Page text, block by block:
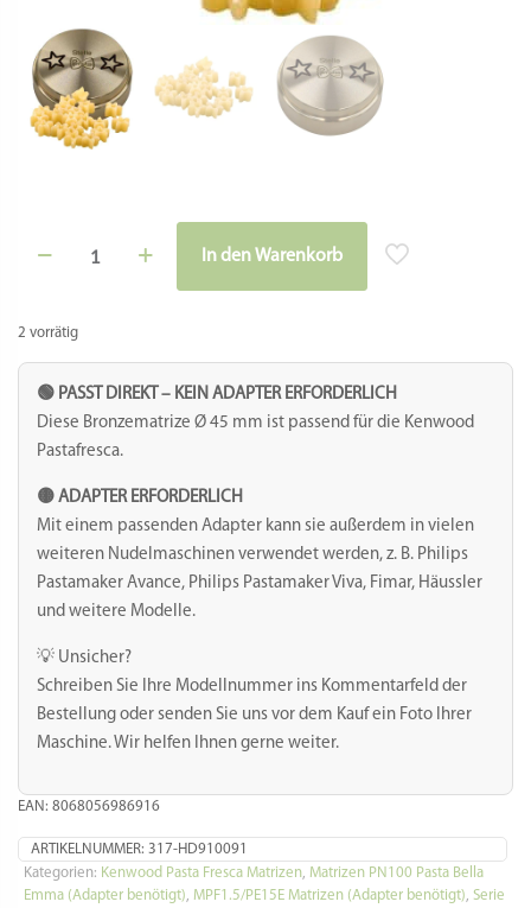
2 vorrätig
Bronze
/
Menge
In den Warenkorb
🟢 PASST DIREKT – KEIN ADAPTER ERFORDERLICH
Diese Bronzematrize Ø 45 mm ist passend für die Kenwood
Pastafresca.
🟡 ADAPTER ERFORDERLICH
Mit einem passenden Adapter kann sie außerdem in vielen
weiteren Nudelmaschinen verwendet werden, z. B. Philips
Pastamaker Avance, Philips Pastamaker Viva, Fimar, Häussler
und weitere Modelle.
💡 Unsicher?
Schreiben Sie Ihre Modellnummer ins Kommentarfeld der
Bestellung oder senden Sie uns vor dem Kauf ein Foto Ihrer
Maschine. Wir helfen Ihnen gerne weiter.
EAN: 8068056986916
ARTIKELNUMMER: 317-HD910091
Kategorien: Kenwood Pasta Fresca Matrizen Matrizen PN100 Pasta Bella
Emma (Adapter benötigt)
MPF1.5/PE15E Matrizen (Adapter benötigt) Serie